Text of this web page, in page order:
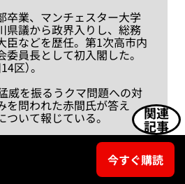
卒業、マンチェスター大学
県議から政界入りし、総務
臣などを歴任。第1次高市内
員長として初入閣した。
区）。
威を振るうクマ問題への対
を問われた赤間氏が答え
いて報じている。
察行かない」赤間二郎・公安
関連
記事
今すぐ購読